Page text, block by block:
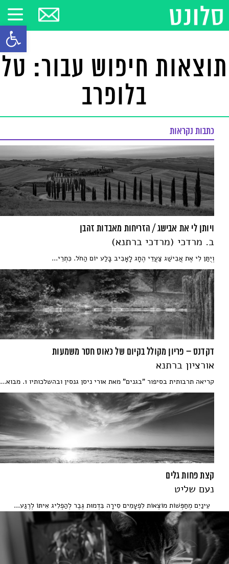
פתח
תוצאות חיפוש עבור: טל
בלופרב
כתבות נקראות
ויותן לי את אבישג / הזריחות מאבדות זהבן
ב. מרדכי (מרדכי ברתנא)
וְיֻתַּן לִי אֶת אֲבִישַׁג צַעֲדֵי הֶחָג לָאָבִיב בָּלַע יוֹם הַחֹל. כִּתְרֵי...
דקדנס – פריון מקולל בקיום של כאוס חסר משמעות
אורציון ברתנא
קריאה תרבותית בסיפור "בגנים" מאת אורי ניסן גנסין ובהשלכותיו 1. מבוא...
קצת פחות גלים
נעם שליט
עֵינַיִם מְחַפְּשׁוֹת מוֹצְאוֹת לִפְעָמִים סִירָה בִּדְמוּת גֶּבֶר לְהַפְלִיג אִיתּוֹ לְרֶגַע...